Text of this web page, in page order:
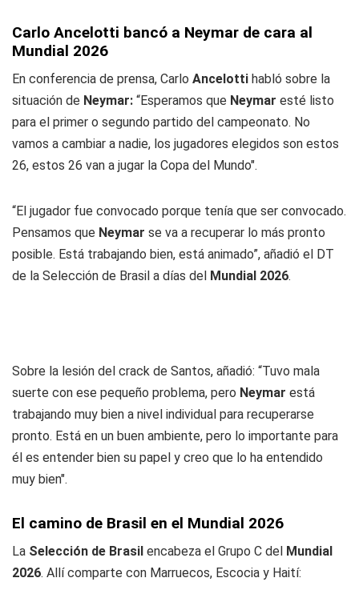
Carlo Ancelotti bancó a Neymar de cara al
Mundial 2026
En conferencia de prensa, Carlo Ancelotti habló sobre la
situación de Neymar: “Esperamos que Neymar esté listo
para el primer o segundo partido del campeonato. No
vamos a cambiar a nadie, los jugadores elegidos son estos
26, estos 26 van a jugar la Copa del Mundo".
“El jugador fue convocado porque tenía que ser convocado.
Pensamos que Neymar se va a recuperar lo más pronto
posible. Está trabajando bien, está animado”, añadió el DT
de la Selección de Brasil a días del Mundial 2026.
Sobre la lesión del crack de Santos, añadió: “Tuvo mala
suerte con ese pequeño problema, pero Neymar está
trabajando muy bien a nivel individual para recuperarse
pronto. Está en un buen ambiente, pero lo importante para
él es entender bien su papel y creo que lo ha entendido
muy bien".
El camino de Brasil en el Mundial 2026
La Selección de Brasil encabeza el Grupo C del Mundial
2026. Allí comparte con Marruecos, Escocia y Haití: